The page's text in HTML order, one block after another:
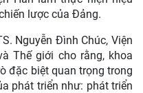
lược của Đảng.
Nguyễn Đình Chúc, Viện
Thế giới cho rằng, khoa
đặc biệt quan trọng trong
phát triển như: phát triển